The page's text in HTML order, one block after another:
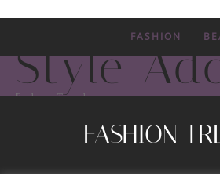
FASHION
Style
Fashion Trends
FASHION